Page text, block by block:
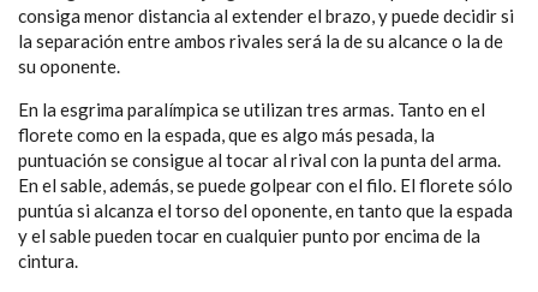
consiga menor distancia al extender el brazo, y puede decidir si
la separación entre ambos rivales será la de su alcance o la de
su oponente.
En la esgrima paralímpica se utilizan tres armas. Tanto en el
florete como en la espada, que es algo más pesada, la
puntuación se consigue al tocar al rival con la punta del arma.
En el sable, además, se puede golpear con el filo. El florete sólo
puntúa si alcanza el torso del oponente, en tanto que la espada
y el sable pueden tocar en cualquier punto por encima de la
cintura.